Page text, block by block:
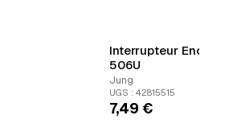
Interrupteur
506U
Jung
UGS : 42815515
7,49 €